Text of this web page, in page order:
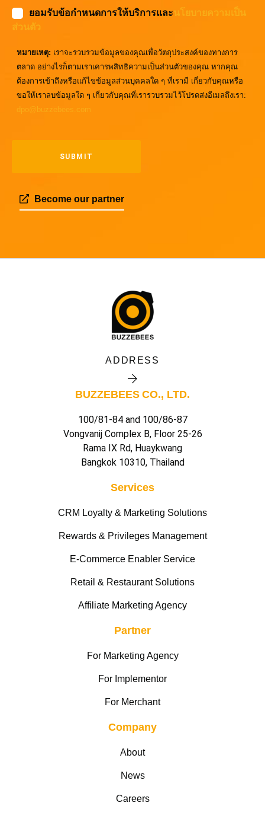
ยอมรับข้อกำหนดการให้บริการและนโยบายความเป็น
ส่วนตัว
หมายเหตุ: เราจะรวบรวมข้อมูลของคุณเพื่อวัตถุประสงค์ของทางการ
ตลาด อย่างไรก็ตามเราเคารพสิทธิความเป็นส่วนตัวของคุณ หากคุณ
ต้องการเข้าถึงหรือแก้ไขข้อมูลส่วนบุคคลใด ๆ ที่เรามี เกี่ยวกับคุณหรือ
ขอให้เราลบข้อมูลใด ๆ เกี่ยวกับคุณที่เรารวบรวมไว้โปรดส่งอีเมลถึงเรา:
dpo@buzzebees.com
Become our partner
ADDRESS
BUZZEBEES CO., LTD.
100/81-84 and 100/86-87
Vongvanij Complex B, Floor 25-26
Rama IX Rd, Huaykwang
Bangkok 10310, Thailand
Services
CRM Loyalty & Marketing Solutions
Rewards & Privileges Management
E-Commerce Enabler Service
Retail & Restaurant Solutions
Affiliate Marketing Agency
Partner
For Marketing Agency
For Implementor
For Merchant
Company
About
News
Careers